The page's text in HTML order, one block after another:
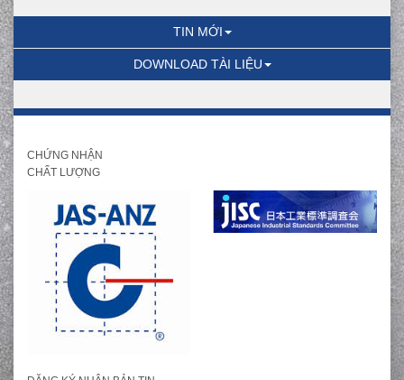
TIN MỚI
DOWNLOAD TÀI LIỆU
CHỨNG NHẬN
CHẤT LƯỢNG